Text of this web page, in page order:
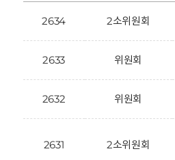
2634 2소위원회
2633 위원회
2632 위원회
2631 2소위원회